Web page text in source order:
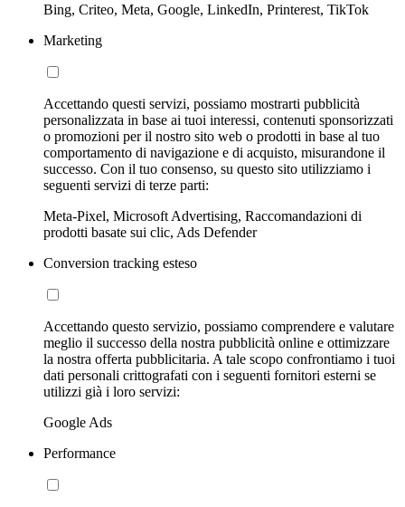
Bing, Criteo, Meta, Google, LinkedIn, Printerest, TikTok
Marketing
Accettando questi servizi, possiamo mostrarti pubblicità
personalizzata in base ai tuoi interessi, contenuti sponsorizzati
o promozioni per il nostro sito web o prodotti in base al tuo
comportamento di navigazione e di acquisto, misurandone il
successo. Con il tuo consenso, su questo sito utilizziamo i
seguenti servizi di terze parti:
Meta-Pixel, Microsoft Advertising, Raccomandazioni di
prodotti basate sui clic, Ads Defender
Conversion tracking esteso
Accettando questo servizio, possiamo comprendere e valutare
meglio il successo della nostra pubblicità online e ottimizzare
la nostra offerta pubblicitaria. A tale scopo confrontiamo i tuoi
dati personali crittografati con i seguenti fornitori esterni se
utilizzi già i loro servizi:
Google Ads
Performance